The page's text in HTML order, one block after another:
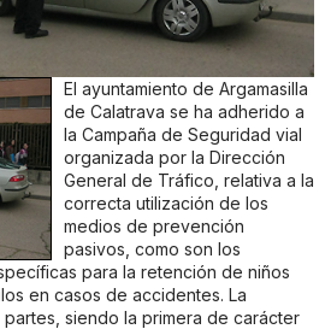
El ayuntamiento de Argamasilla
de Calatrava se ha adherido a
la Campaña de Seguridad vial
organizada por la Dirección
General de Tráfico, relativa a la
correcta utilización de los
medios de prevención
pasivos, como son los
para la retención de niños
en casos de accidentes. La
siendo la primera de carácter